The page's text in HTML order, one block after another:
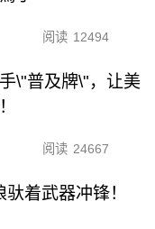
阅读 12494
\"普及牌\"，让美
阅读 24667
着武器冲锋！